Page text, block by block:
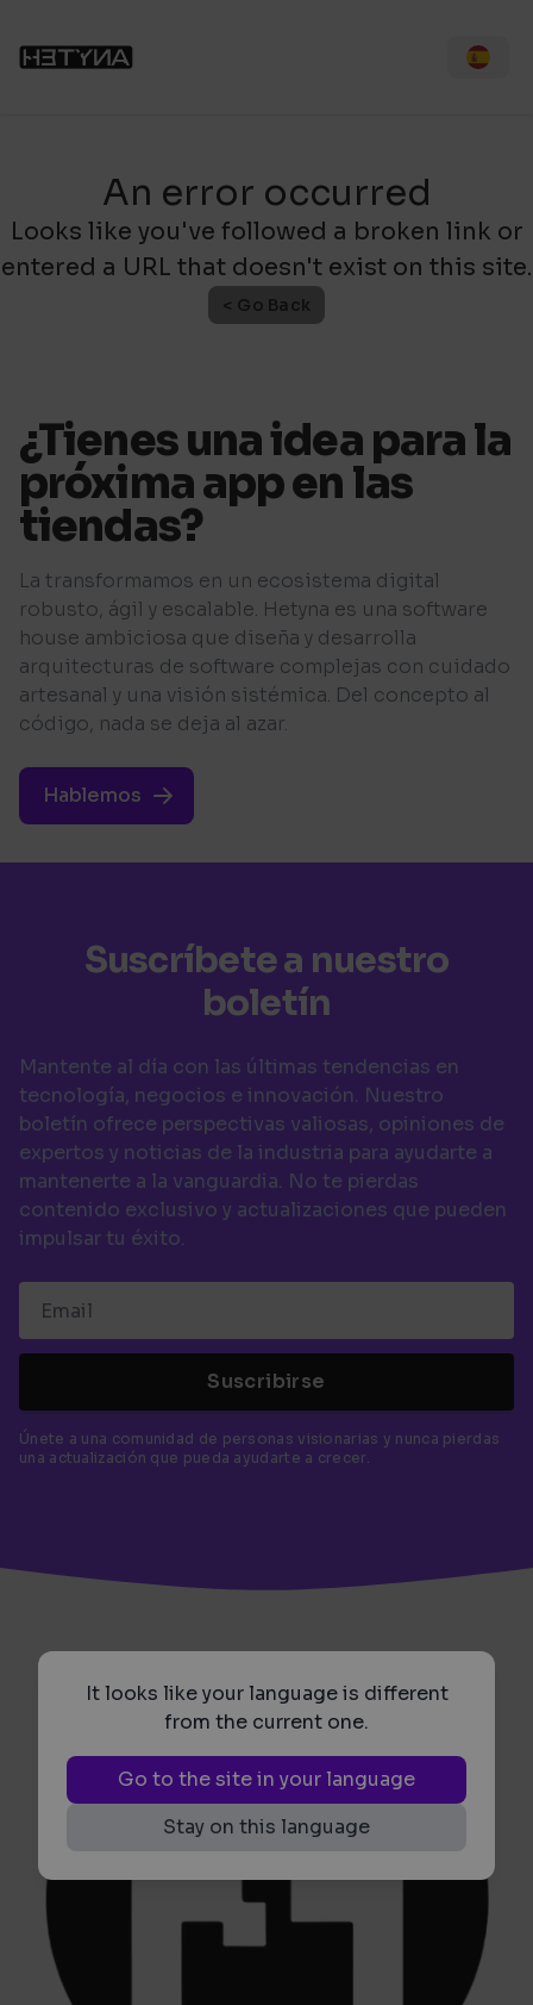
It looks like your language is different
from the current one.
Go to the site in your language
Stay on this language
An error occurred
Looks like you've followed a broken link or
entered a URL that doesn't exist on this site.
< Go Back
¿Tienes una idea para la
próxima app en las
tiendas?
La transformamos en un ecosistema digital
robusto, ágil y escalable. Hetyna es una software
house ambiciosa que diseña y desarrolla
arquitecturas de software complejas con cuidado
artesanal y una visión sistémica. Del concepto al
código, nada se deja al azar.
Hablemos
Suscríbete a nuestro
boletín
Mantente al día con las últimas tendencias en
tecnología, negocios e innovación. Nuestro
boletín ofrece perspectivas valiosas, opiniones de
expertos y noticias de la industria para ayudarte a
mantenerte a la vanguardia. No te pierdas
contenido exclusivo y actualizaciones que pueden
impulsar tu éxito.
Suscribirse
Únete a una comunidad de personas visionarias y nunca pierdas
una actualización que pueda ayudarte a crecer.